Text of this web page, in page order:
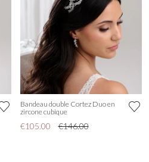
Bandeau double Cortez Duo en
zircone cubique
€105.00 €146.00